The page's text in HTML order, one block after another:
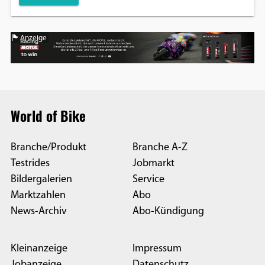
Anzeige
World of Bike
Branche/Produkt
Testrides
Bildergalerien
Marktzahlen
News-Archiv
Branche A-Z
Jobmarkt
Service
Abo
Abo-Kündigung
Kleinanzeige
Impressum